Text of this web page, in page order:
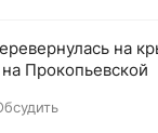
на
Прокопьевской